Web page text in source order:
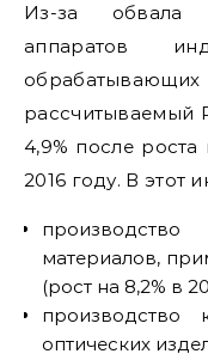
Из-за обвала
аппаратов
рассчитываемый
4,9% после роста
2016 году. В этот
материалов,
(рост на 8,2% в
производство
оптических